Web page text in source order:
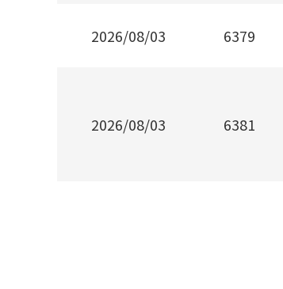
2026/08/03 6379
2026/08/03 6381